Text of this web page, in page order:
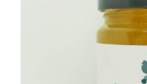
AÑADIR